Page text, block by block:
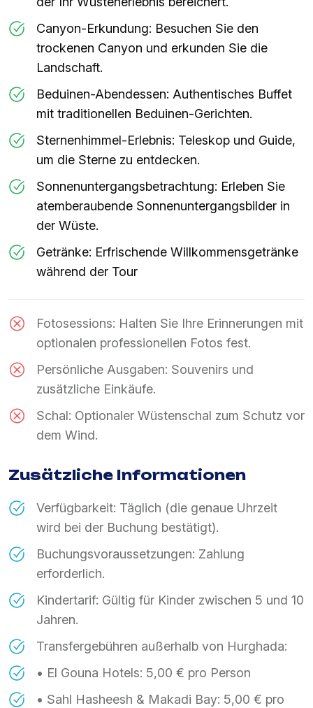
Canyon-Erkundung: Besuchen Sie den
trockenen Canyon und erkunden Sie die
Landschaft.
Beduinen-Abendessen: Authentisches Buffet
mit traditionellen Beduinen-Gerichten.
Sternenhimmel-Erlebnis: Teleskop und Guide,
um die Sterne zu entdecken.
Sonnenuntergangsbetrachtung: Erleben Sie
atemberaubende Sonnenuntergangsbilder in
der Wüste.
Getränke: Erfrischende Willkommensgetränke
während der Tour
Fotosessions: Halten Sie Ihre Erinnerungen mit
optionalen professionellen Fotos fest.
Persönliche Ausgaben: Souvenirs und
zusätzliche Einkäufe.
Schal: Optionaler Wüstenschal zum Schutz vor
dem Wind.
Zusätzliche Informationen
Verfügbarkeit: Täglich (die genaue Uhrzeit
wird bei der Buchung bestätigt).
Buchungsvoraussetzungen: Zahlung
erforderlich.
Kindertarif: Gültig für Kinder zwischen 5 und 10
Jahren.
Transfergebühren außerhalb von Hurghada:
• El Gouna Hotels: 5,00 € pro Person
• Sahl Hasheesh & Makadi Bay: 5,00 € pro